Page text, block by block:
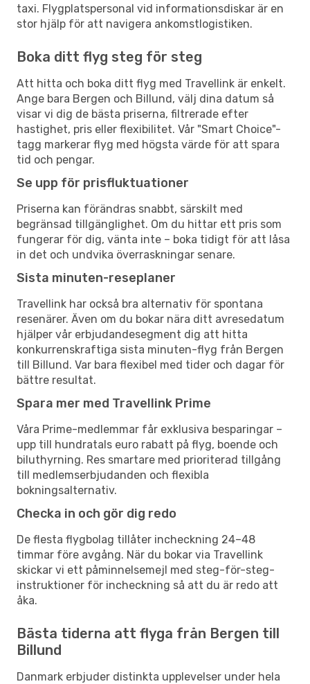
taxi. Flygplatspersonal vid informationsdiskar är en
stor hjälp för att navigera ankomstlogistiken.
Boka ditt flyg steg för steg
Att hitta och boka ditt flyg med Travellink är enkelt.
Ange bara Bergen och Billund, välj dina datum så
visar vi dig de bästa priserna, filtrerade efter
hastighet, pris eller flexibilitet. Vår "Smart Choice"-
tagg markerar flyg med högsta värde för att spara
tid och pengar.
Se upp för prisfluktuationer
Priserna kan förändras snabbt, särskilt med
begränsad tillgänglighet. Om du hittar ett pris som
fungerar för dig, vänta inte – boka tidigt för att låsa
in det och undvika överraskningar senare.
Sista minuten-reseplaner
Travellink har också bra alternativ för spontana
resenärer. Även om du bokar nära ditt avresedatum
hjälper vår erbjudandesegment dig att hitta
konkurrenskraftiga sista minuten-flyg från Bergen
till Billund. Var bara flexibel med tider och dagar för
bättre resultat.
Spara mer med Travellink Prime
Våra Prime-medlemmar får exklusiva besparingar –
upp till hundratals euro rabatt på flyg, boende och
biluthyrning. Res smartare med prioriterad tillgång
till medlemserbjudanden och flexibla
bokningsalternativ.
Checka in och gör dig redo
De flesta flygbolag tillåter incheckning 24–48
timmar före avgång. När du bokar via Travellink
skickar vi ett påminnelsemejl med steg-för-steg-
instruktioner för incheckning så att du är redo att
åka.
Bästa tiderna att flyga från Bergen till
Billund
Danmark erbjuder distinkta upplevelser under hela